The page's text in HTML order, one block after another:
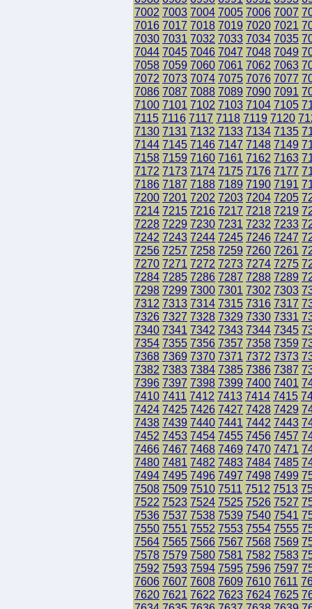
7002 7003 7004 7005 7006 7007
7016 7017 7018 7019 7020 7021
7030 7031 7032 7033 7034 7035
7044 7045 7046 7047 7048 7049
7058 7059 7060 7061 7062 7063
7072 7073 7074 7075 7076 7077
7086 7087 7088 7089 7090 7091
7100 7101 7102 7103 7104 7105
7115 7116 7117 7118 7119 7120
7130 7131 7132 7133 7134 7135
7144 7145 7146 7147 7148 7149
7158 7159 7160 7161 7162 7163
7172 7173 7174 7175 7176 7177
7186 7187 7188 7189 7190 7191
7200 7201 7202 7203 7204 7205
7214 7215 7216 7217 7218 7219
7228 7229 7230 7231 7232 7233
7242 7243 7244 7245 7246 7247
7256 7257 7258 7259 7260 7261
7270 7271 7272 7273 7274 7275
7284 7285 7286 7287 7288 7289
7298 7299 7300 7301 7302 7303
7312 7313 7314 7315 7316 7317
7326 7327 7328 7329 7330 7331
7340 7341 7342 7343 7344 7345
7354 7355 7356 7357 7358 7359
7368 7369 7370 7371 7372 7373
7382 7383 7384 7385 7386 7387
7396 7397 7398 7399 7400 7401
7410 7411 7412 7413 7414 7415
7424 7425 7426 7427 7428 7429
7438 7439 7440 7441 7442 7443
7452 7453 7454 7455 7456 7457
7466 7467 7468 7469 7470 7471
7480 7481 7482 7483 7484 7485
7494 7495 7496 7497 7498 7499
7508 7509 7510 7511 7512 7513
7522 7523 7524 7525 7526 7527
7536 7537 7538 7539 7540 7541
7550 7551 7552 7553 7554 7555
7564 7565 7566 7567 7568 7569
7578 7579 7580 7581 7582 7583
7592 7593 7594 7595 7596 7597
7606 7607 7608 7609 7610 7611
7620 7621 7622 7623 7624 7625